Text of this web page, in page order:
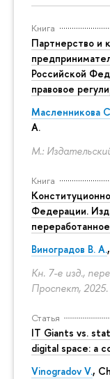
Книга
Партнерство и
Российской
правовое
Масленникова
А.
М.:
Книга
Федерации.
Виноградов В. А.,
Кн. 7-е изд.,
Проспект, 2025.
Статья
IT Giants vs.
digital space: a
Vinogradov V.,